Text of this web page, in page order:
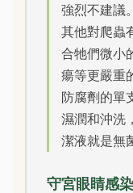
強烈不建議
其他對爬蟲
合牠們微小
瘍等更嚴重
防腐劑的單
濕潤和沖洗
潔液就是無
守宮眼睛感